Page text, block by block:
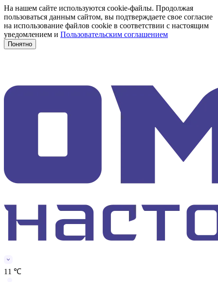
На нашем сайте используются cookie-файлы. Продолжая
пользоваться данным сайтом, вы подтверждаете свое согласие
на использование файлов cookie в соответствии с настоящим
уведомлением и Пользовательским соглашением
Понятно
11 ℃